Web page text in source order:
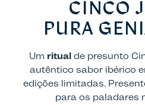
CINCO
PURA
Um ritual de presunto
autêntico sabor ibérico
edições limitadas.
para os paladares